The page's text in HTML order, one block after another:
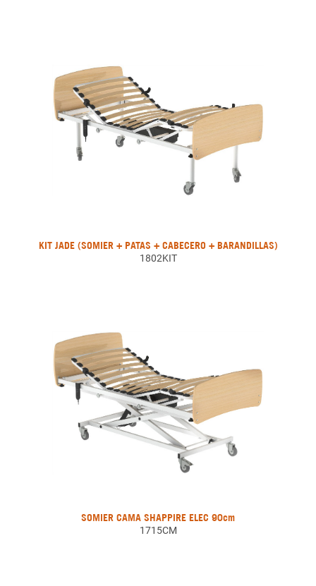
KIT JADE (SOMIER + PATAS + CABECERO + BARANDILLAS)
1802KIT
SOMIER CAMA SHAPPIRE ELEC 90cm
1715CM